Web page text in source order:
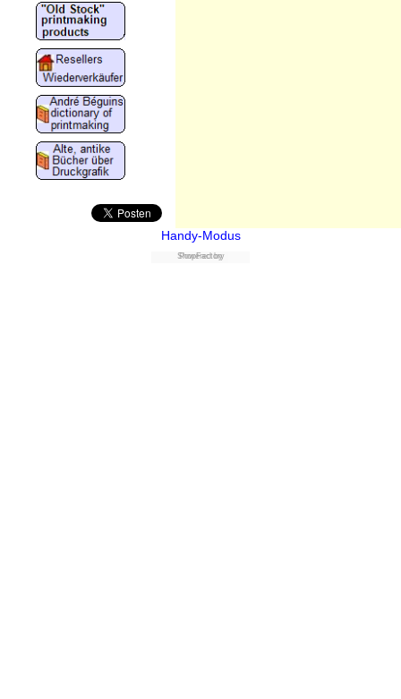
Handy-Modus
Powered by
ShopFactory